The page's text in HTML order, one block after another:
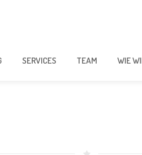
SERVICES TEAM WIE